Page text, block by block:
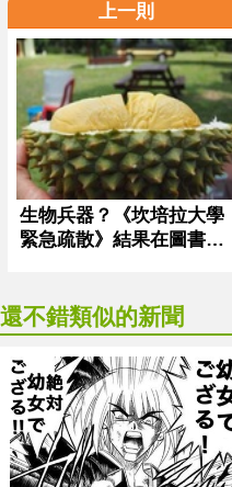
上一則
還不錯類似的新聞